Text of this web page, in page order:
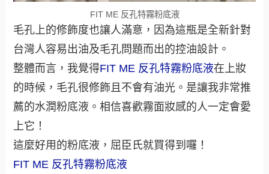
FIT ME 反孔特霧粉底液
毛孔上的修飾度也讓人滿意，因為這瓶是全新針對
台灣人容易出油及毛孔問題而出的控油設計。
整體而言，我覺得FIT ME 反孔特霧粉底液在上妝
的時候，毛孔很修飾且不會有油光。是讓我非常推
薦的水潤粉底液。相信喜歡霧面妝感的人一定會愛
上它！
這麼好用的粉底液，屈臣氏就買得到囉！
FIT ME 反孔特霧粉底液